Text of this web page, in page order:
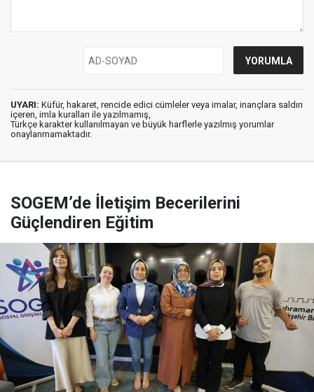
UYARI: Küfür, hakaret, rencide edici cümleler veya imalar, inançlara saldırı
içeren, imla kuralları ile yazılmamış,
Türkçe karakter kullanılmayan ve büyük harflerle yazılmış yorumlar
onaylanmamaktadır.
SOGEM’de İletişim Becerilerini
Güçlendiren Eğitim